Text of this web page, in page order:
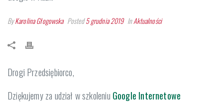
ByKarolina Głogowska Posted5 grudnia 2019 InAktualności
Drogi Przedsiębiorco,
Dziękujemy za udział w szkoleniu Google Internetowe